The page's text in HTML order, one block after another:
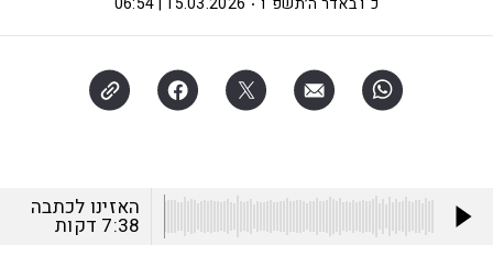
האזינו לכתבה
7:38 דקות